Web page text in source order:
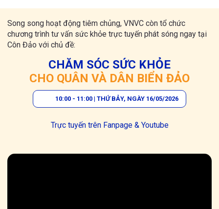
Song song hoạt động tiêm chủng, VNVC còn tổ chức
chương trình tư vấn sức khỏe trực tuyến phát sóng ngay tại
Côn Đảo với chủ đề:
CHĂM SÓC SỨC KHỎE
CHO QUÂN VÀ DÂN BIỂN ĐẢO
10:00 - 11:00 | THỨ BẢY, NGÀY 16/05/2026
Trực tuyến trên Fanpage & Youtube